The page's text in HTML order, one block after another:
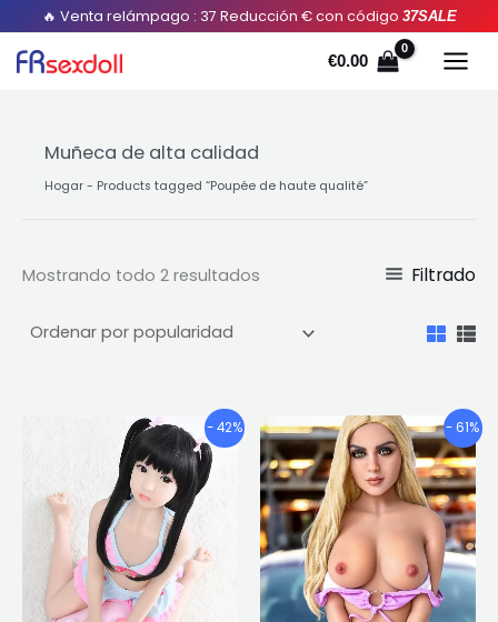
Saltar
contenido
🔥 Venta relámpago : 37 Reducción € con código 37SALE
€0.00
Muñeca de alta calidad
Hogar - Products tagged “Poupée de haute qualité”
Mostrando todo 2 resultados
Ordenado
por
popularidad
Filtrado
- 42%
Gama
de
precios:
€542.60
a
través
de
€635.11
Este
producto
tiene
múltiples
variantes.
opciones
- 61%
Gama
de
precios:
€668.55
través
de
€937.59
Este
Las